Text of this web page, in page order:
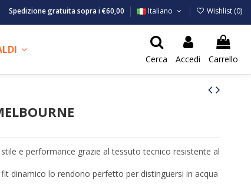
Spedizione gratuita sopra i €60,00 Italiano Wishlist (0)
Cerca Accedi Carrello
e performance grazie al tessuto tecnico resistente al
dinamico lo rendono perfetto per distinguersi in acqua